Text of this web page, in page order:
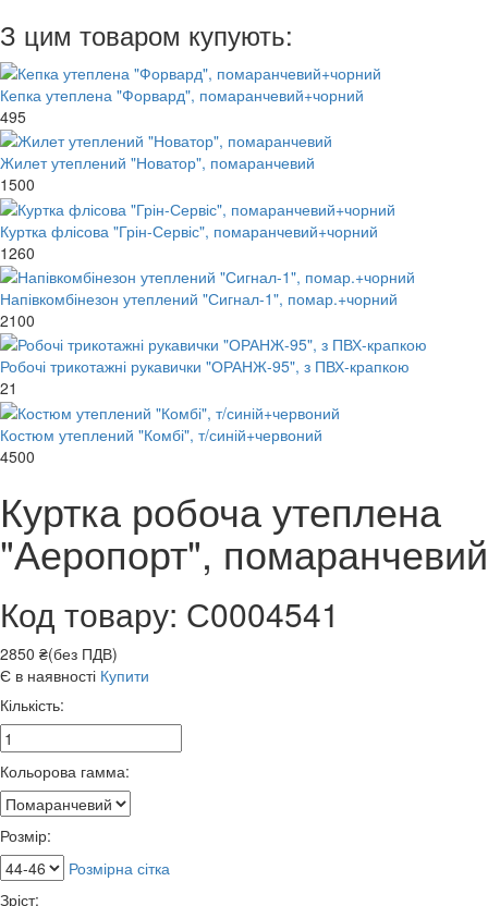
З цим товаром купують:
Кепка утеплена "Форвард", помаранчевий+чорний
495
Жилет утеплений "Новатор", помаранчевий
1500
Куртка флісова "Грін-Сервіс", помаранчевий+чорний
1260
Напівкомбінезон утеплений "Сигнал-1", помар.+чорний
2100
Робочі трикотажні рукавички "ОРАНЖ-95", з ПВХ-крапкою
21
Костюм утеплений "Комбі", т/синій+червоний
4500
Куртка робоча утеплена
"Аеропорт", помаранчевий
Код товару: С0004541
2850 ₴(без ПДВ)
Є в наявності Купити
Кількість:
Кольорова гамма:
Розмір:
Розмірна сітка
Зріст: